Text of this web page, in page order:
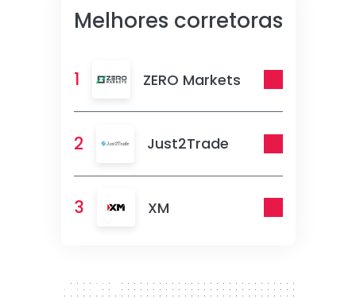
Melhores corretoras
1 ZERO Markets
2 Just2Trade
3 XM
300 x 250